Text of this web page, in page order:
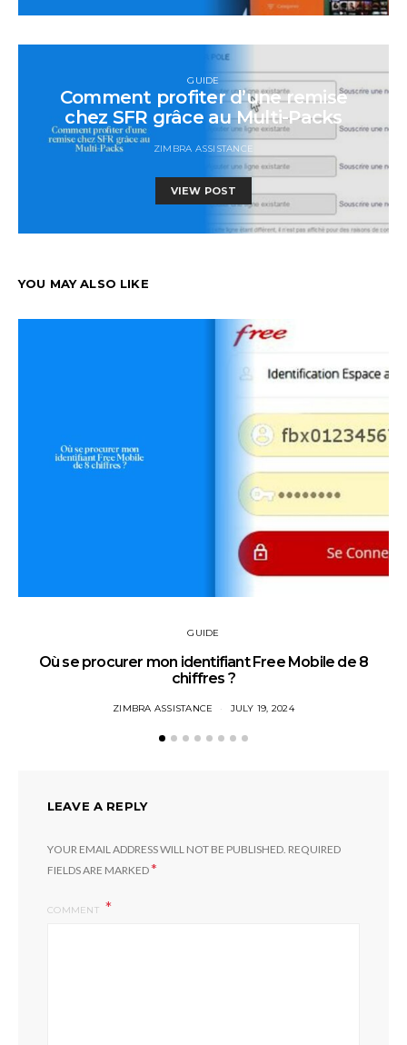
GUIDE
Comment profiter d’une remise
chez SFR grâce au Multi-Packs
ZIMBRA ASSISTANCE
VIEW POST
YOU MAY ALSO LIKE
GUIDE
Où se procurer mon identifiant Free Mobile de 8
chiffres ?
ZIMBRA ASSISTANCE JULY 19, 2024
LEAVE A REPLY
YOUR EMAIL ADDRESS WILL NOT BE PUBLISHED. REQUIRED
FIELDS ARE MARKED*
COMMENT